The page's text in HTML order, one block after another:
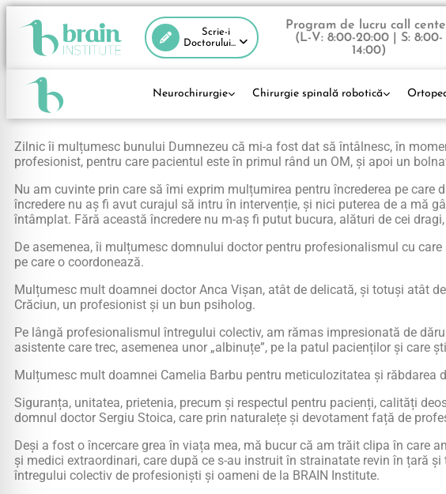
Scrie-i
Doctorului...
Program de lucru call
(L-V: 8:00-20:00 | S: 8:00-
14:00)
Neurochirurgie Chirurgie spinală robotică
Zilnic îi mulțumesc bunului Dumnezeu că mi-a fost dat să întâlnesc, în
profesionist, pentru care pacientul este în primul rând un OM, și apoi un
Nu am cuvinte prin care să îmi exprim mulțumirea pentru încrederea pe
încredere nu aș fi avut curajul să intru în intervenție, și nici puterea de a mă
întâmplat. Fără această încredere nu m-aș fi putut bucura, alături de cei
De asemenea, îi mulțumesc domnului doctor pentru profesionalismul cu
pe care o coordonează.
Mulțumesc mult doamnei doctor Anca Vișan, atât de delicată, și totuși atât
Crăciun, un profesionist și un bun psiholog.
Pe lângă profesionalismul întregului colectiv, am rămas impresionată de
asistente care trec, asemenea unor „albinuțe”, pe la patul pacienților și care
Mulțumesc mult doamnei Camelia Barbu pentru meticulozitatea și răbdarea
Siguranța, unitatea, prietenia, precum și respectul pentru pacienți, calități
domnul doctor Sergiu Stoica, care prin naturalețe și devotament față de
Deși a fost o încercare grea în viața mea, mă bucur că am trăit clipa în care
și medici extraordinari, care după ce s-au instruit în strainatate revin în țară
întregului colectiv de profesioniști și oameni de la BRAIN Institute.